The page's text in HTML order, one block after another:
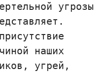
угрозы
наших
угрей,